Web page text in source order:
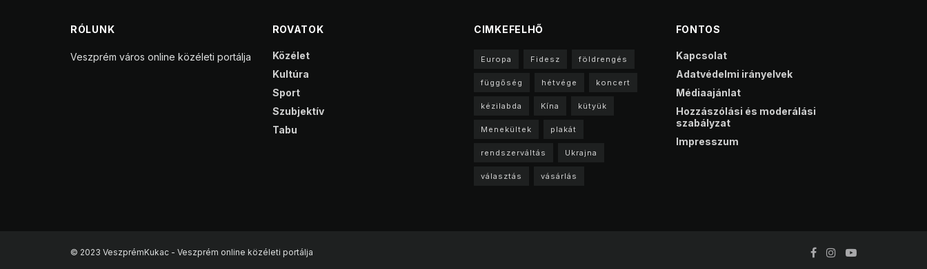
RÓLUNK
Veszprém város online közéleti portálja
ROVATOK
Közélet
Kultúra
Sport
Szubjektív
Tabu
CIMKEFELHŐ
Europa Fidesz földrengés
függőség hétvége koncert
kézilabda Kína kütyük
Menekültek plakát
rendszerváltás Ukrajna
választás vásárlás
FONTOS
Kapcsolat
Adatvédelmi irányelvek
Médiaajánlat
Hozzászólási és moderálási
szabályzat
Impresszum
© 2023 VeszprémKukac - Veszprém online közéleti portálja